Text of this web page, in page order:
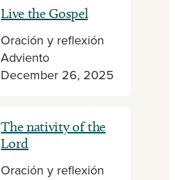
Live the Gospel
Oración y reflexión
Adviento
December 26, 2025
The nativity of the
Lord
Oración y reflexión